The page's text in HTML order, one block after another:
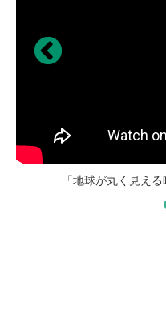
「地球が丸く見え
「【冬の絶景】水平線じゃ